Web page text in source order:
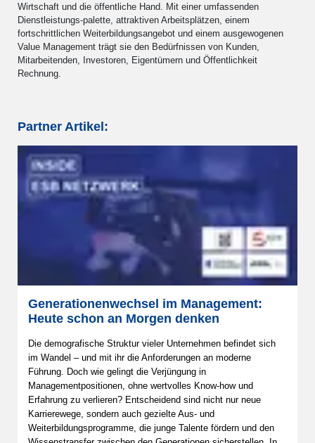
Wirtschaft und die öffentliche Hand. Mit einer umfassenden
Dienstleistungs-palette, attraktiven Arbeitsplätzen, einem
fortschrittlichen Weiterbildungsangebot und einem ausgewogenen
Value Management trägt sie den Bedürfnissen von Kunden,
Mitarbeitenden, Investoren, Eigentümern und Öffentlichkeit
Rechnung.
Partner Artikel:
Generationenwechsel im Management:
Heute schon an Morgen denken
Die demografische Struktur vieler Unternehmen befindet sich
im Wandel – und mit ihr die Anforderungen an moderne
Führung. Doch wie gelingt die Verjüngung in
Managementpositionen, ohne wertvolles Know-how und
Erfahrung zu verlieren? Entscheidend sind nicht nur neue
Karrierewege, sondern auch gezielte Aus- und
Weiterbildungsprogramme, die junge Talente fördern und den